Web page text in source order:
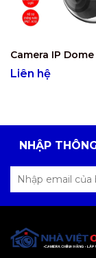
Liên hệ
NHẬP